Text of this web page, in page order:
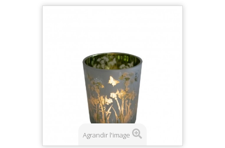
Agrandir l'image